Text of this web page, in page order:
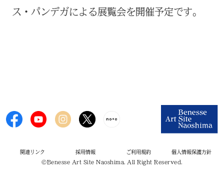
ス・パンデガによる展覧会を開催予定です。
関連リンク 採用情報 ご利用規約
個人情報保護方針
©Benesse Art Site Naoshima. All Right Reserved.